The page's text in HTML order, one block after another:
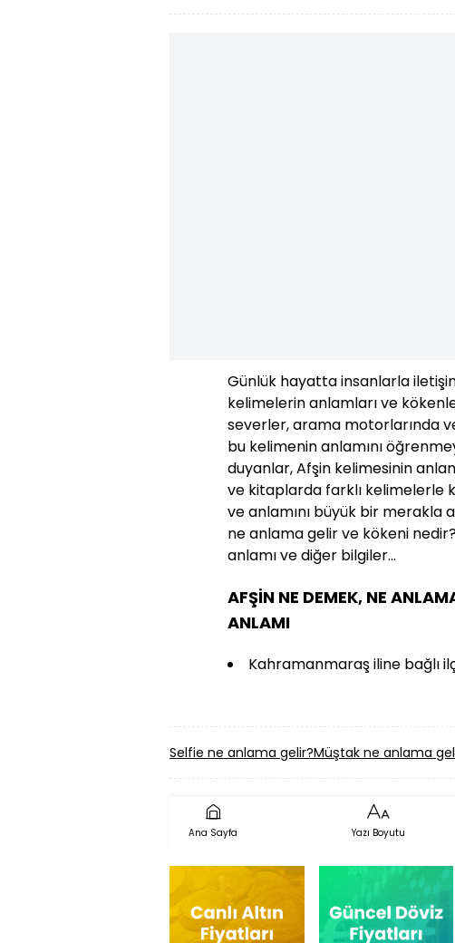
Günlük hayatta insanlarla
kelimelerin anlamları ve
severler, arama motorlarında
bu kelimenin anlamını
duyanlar, Afşin kelimesinin
ve kitaplarda farklı kelimelerle
ve anlamını büyük bir merakla
ne anlama gelir ve kökeni
anlamı ve diğer bilgiler...
AFŞİN NE DEMEK, NE
ANLAMI
Kahramanmaraş iline bağlı
Selfie ne anlama gelir?Müştak ne anlama
Ana Sayfa Yazı Boyutu